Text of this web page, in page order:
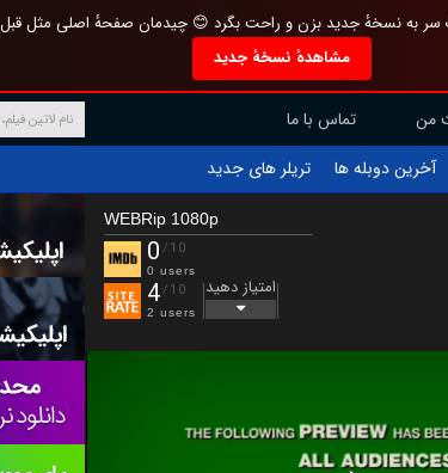
سر به نسخهٔ جدید بزن و راحت بگرد 😊 چیدمان صفحهٔ اصلی مثل
مشاهدهٔ نسخهٔ جدید
من
تماس با ما
آخرین دوبله ها تریلر های جدید
WEBRip 1080p
0 /10
0 users
4/10
2 users
امتیاز دهید